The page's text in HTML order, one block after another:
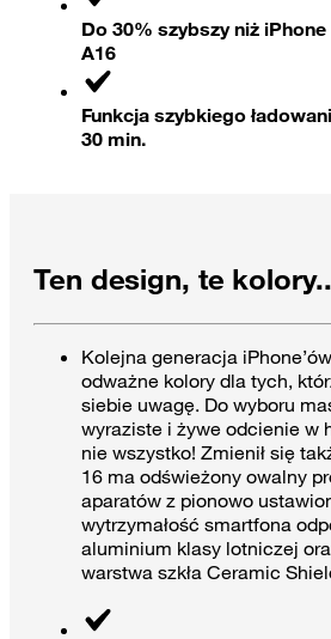
Do 30% szybszy niż
A16
Funkcja szybkiego
30 min.
Ten design, te
Kolejna generacja
odważne kolory dla tych,
siebie uwagę. Do wyboru
wyraziste i żywe odcienie w
nie wszystko! Zmienił się
16 ma odświeżony owalny
aparatów z pionowo
wytrzymałość smartfona
aluminium klasy lotniczej
warstwa szkła Ceramic